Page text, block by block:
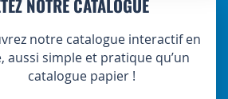
NOTRE CATALOGUE
notre catalogue interactif en
aussi simple et pratique qu’un
catalogue papier !